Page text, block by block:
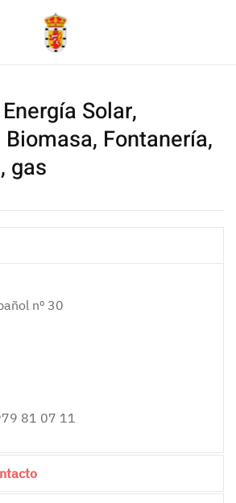
Solar,
Fontanería,
gas
nº 30
81 07 11